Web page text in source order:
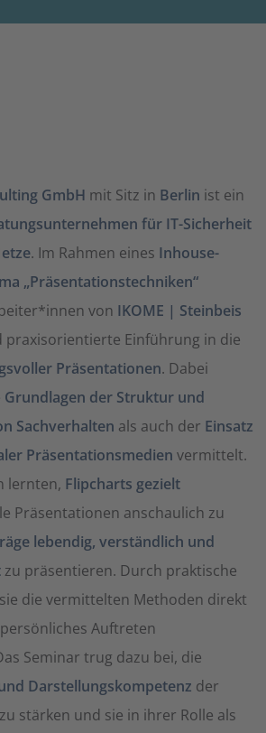
GmbH mit Sitz in Berlin ist ein
für IT-Sicherheit
. Im Rahmen eines Inhouse-
„Präsentationstechniken“
von IKOME | Steinbeis
praxisorientierte Einführung in die
Präsentationen. Dabei
Grundlagen der Struktur und
Sachverhalten als auch der Einsatz
Präsentationsmedien vermittelt.
lernten, Flipcharts gezielt
Präsentationen anschaulich zu
lebendig, verständlich und
zu präsentieren. Durch praktische
die vermittelten Methoden direkt
Auftreten
Seminar trug dazu bei, die
Darstellungskompetenz der
stärken und sie in ihrer Rolle als